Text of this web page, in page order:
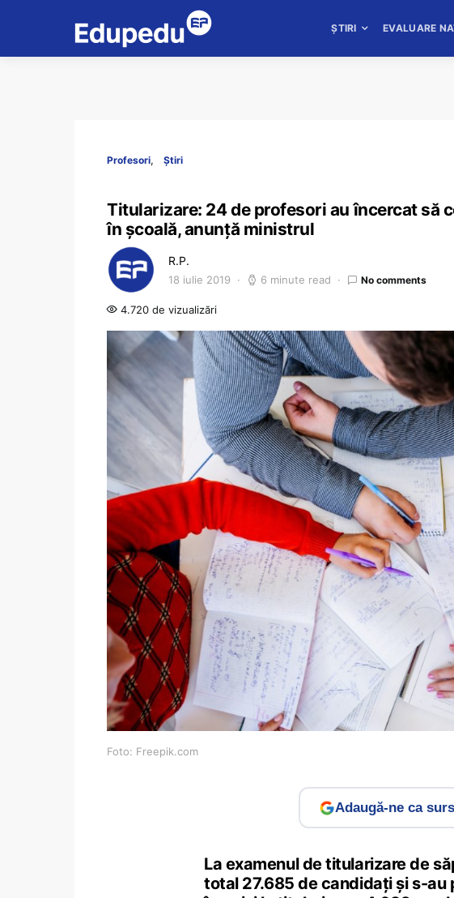
ȘTIRI EVALUARE
Profesori Știri
Titularizare: 24 de profesori au încercat să
în școală, anunță ministrul
R.P.
18 iulie 2019 6 minute read No comments
4.720 de vizualizări
Foto: Freepik.com
Adaugă-ne ca
La examenul de titularizare de
total 27.685 de candidați și s-au